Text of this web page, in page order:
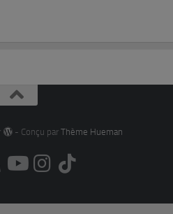
- Conçu par Thème Hueman